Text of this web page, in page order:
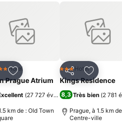
Ajouter à mes favoris
Hotel
Prague Atrium
(27 727 évaluations)
km de : Old Town
PartagerAjouter
3 ÉtoilesHotel
Kings Residence
8,3 Très bien (2 781
Prague, à 1.5 km
Centre-ville